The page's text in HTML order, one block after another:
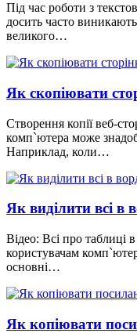
Під час роботи з
досить часто
великого…
Як скопіювати
Створення копії веб-
комп`ютера може
Наприклад, коли…
Як виділити всі в
Відео: Всі про таблиці
користувачам
основні…
Як копіювати